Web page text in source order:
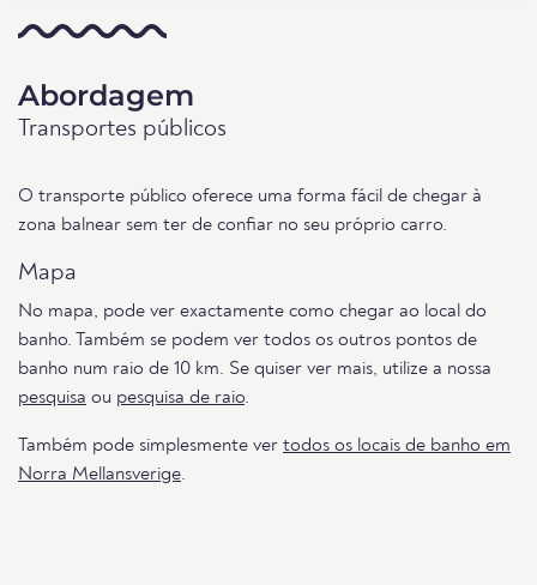
Abordagem
Transportes públicos
O transporte público oferece uma forma fácil de chegar à
zona balnear sem ter de confiar no seu próprio carro.
Mapa
No mapa, pode ver exactamente como chegar ao local do
banho. Também se podem ver todos os outros pontos de
banho num raio de 10 km. Se quiser ver mais, utilize a nossa
pesquisa ou pesquisa de raio.
Também pode simplesmente ver todos os locais de banho em
Norra Mellansverige.